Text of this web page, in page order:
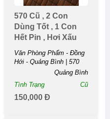
570 Cũ , 2 Con
Dùng Tốt , 1 Con
Hết Pin , Hơi Xấu
Văn Phòng Phẩm - Đồng
Hới - Quảng Bình | 570
Cũ , 2 Con Dùng Tốt , 1
Quảng Bình
Tình Trạng
Cũ
150,000 Đ